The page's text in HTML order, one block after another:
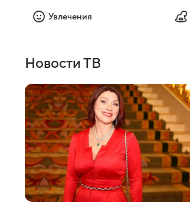
Увлечения
Новости ТВ